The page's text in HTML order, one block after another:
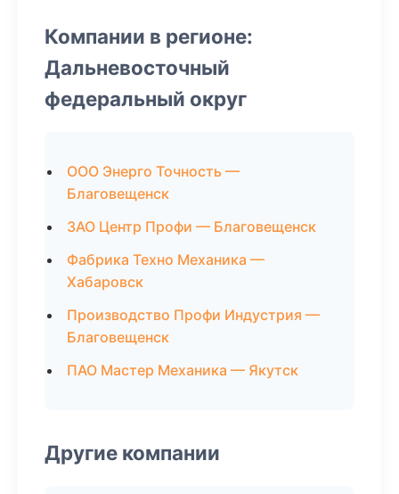
Компании в регионе:
Дальневосточный
федеральный округ
ООО Энерго Точность —
Благовещенск
ЗАО Центр Профи — Благовещенск
Фабрика Техно Механика —
Хабаровск
Производство Профи Индустрия —
Благовещенск
ПАО Мастер Механика — Якутск
Другие компании